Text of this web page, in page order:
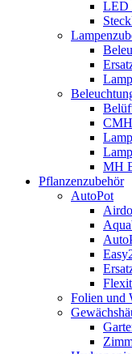
LED
MH
Pflanzenzubehör
AutoPot
Folien und